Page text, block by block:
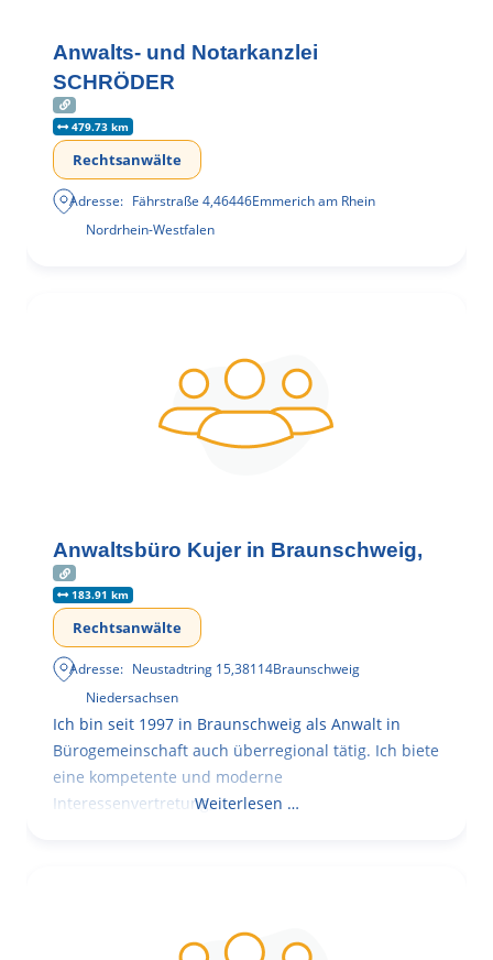
Anwalts- und Notarkanzlei
SCHRÖDER
479.73 km
Rechtsanwälte
Adresse: Fährstraße 4,46446Emmerich am Rhein
Nordrhein-Westfalen
Anwaltsbüro Kujer in Braunschweig,
183.91 km
Rechtsanwälte
Adresse: Neustadtring 15,38114Braunschweig
Niedersachsen
Ich bin seit 1997 in Braunschweig als Anwalt in
Bürogemeinschaft auch überregional tätig. Ich biete
eine kompetente und moderne
Interessenvertretung,Weiterlesen …